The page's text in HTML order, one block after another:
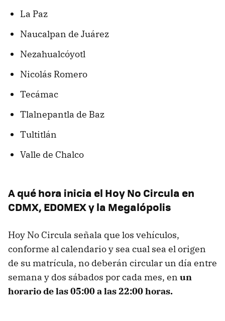
La Paz
Naucalpan de Juárez
Nezahualcóyotl
Nicolás Romero
Tecámac
Tlalnepantla de Baz
Tultitlán
Valle de Chalco
A qué hora inicia el Hoy No Circula en
CDMX, EDOMEX y la Megalópolis
Hoy No Circula señala que los vehículos,
conforme al calendario y sea cual sea el origen
de su matrícula, no deberán circular un día entre
semana y dos sábados por cada mes, en un
horario de las 05:00 a las 22:00 horas.